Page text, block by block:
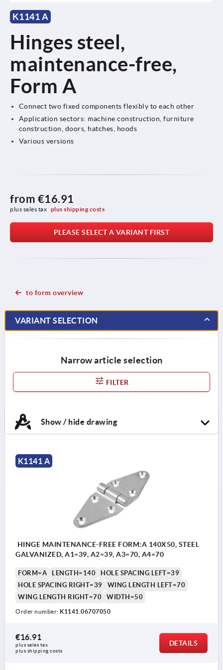
K1141 A
Hinges steel,
maintenance-free,
Form A
Connect two fixed components flexibly to each other
Application sectors: machine construction, furniture
construction, doors, hatches, hoods
Various versions
from €16.91
plus sales tax plus shipping costs
PLEASE SELECT A VARIANT FIRST
to form overview
VARIANT SELECTION
Narrow article selection
FILTER
Show / hide drawing
K1141 A
HINGE MAINTENANCE-FREE FORM:A 140X50, STEEL
GALVANIZED, A1=39, A2=39, A3=70, A4=70
FORM=A LENGTH=140
HOLE SPACING LEFT=39
HOLE SPACING RIGHT=39
WING LENGTH LEFT=70
WING LENGTH RIGHT=70
WIDTH=50
Order number: K1141.06707050
€16.91
plus sales tax
plus shipping costs
DETAILS